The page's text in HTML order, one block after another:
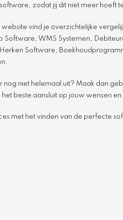
software, zodat jij dit niet meer
website vind je overzichtelijke
Software, WMS Systemen,
Software,
nog niet helemaal uit? Maak dan
beste aansluit op jouw wensen en
met het vinden van de perfecte